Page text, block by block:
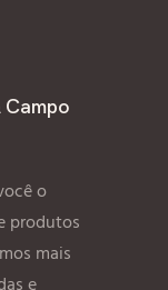
o
produtos
mais